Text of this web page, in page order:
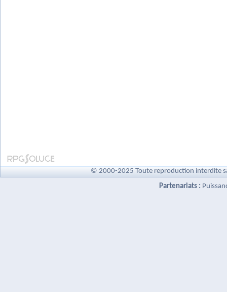
© 2000-2025 Toute reproduction interdite
Partenariats :